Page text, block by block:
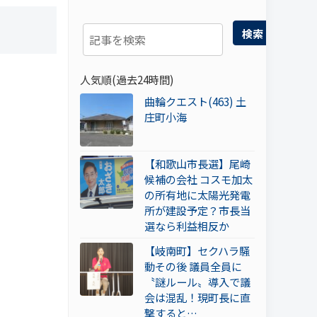
検索
人気順(過去24時間)
曲輪クエスト(463) 土
庄町小海
【和歌山市長選】尾崎
候補の会社 コスモ加太
の所有地に太陽光発電
所が建設予定？市長当
選なら利益相反か
【岐南町】セクハラ騒
動その後 議員全員に
〝謎ルール〟導入で議
会は混乱！現町長に直
撃すると…